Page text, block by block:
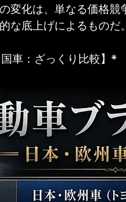
変化は、単なる価格
な底上げによるものだ。
車：ざっくり比較】*